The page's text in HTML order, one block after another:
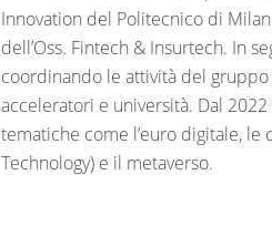
Innovation del Politecnico di
dell’Oss. Fintech & Insurtech. In
coordinando le attività del
acceleratori e università. Dal
tematiche come l’euro digitale,
Technology) e il metaverso.